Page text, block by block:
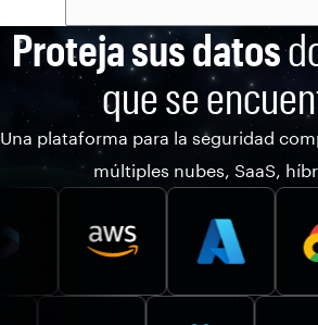
Proteja sus datos
que se
Una plataforma para la seguridad
múltiples nubes, SaaS,